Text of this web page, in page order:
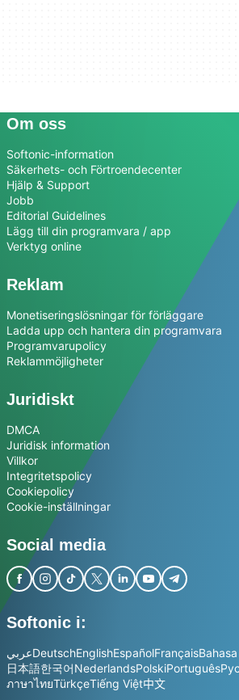
Om oss
Softonic-information
Säkerhets- och Förtroendecenter
Hjälp & Support
Jobb
Editorial Guidelines
Lägg till din programvara / app
Verktyg online
Reklam
Monetiseringslösningar för förläggare
Ladda upp och hantera din programvara
Programvarupolicy
Reklammöjligheter
Juridiskt
DMCA
Juridisk information
Villkor
Integritetspolicy
Cookiepolicy
Cookie-inställningar
Social media
Softonic i:
عربيDeutschEnglishEspañolFrançais
日本語한국어NederlandsPolskiPortuguês
ภาษาไทยTürkçeTiếng Việt中文